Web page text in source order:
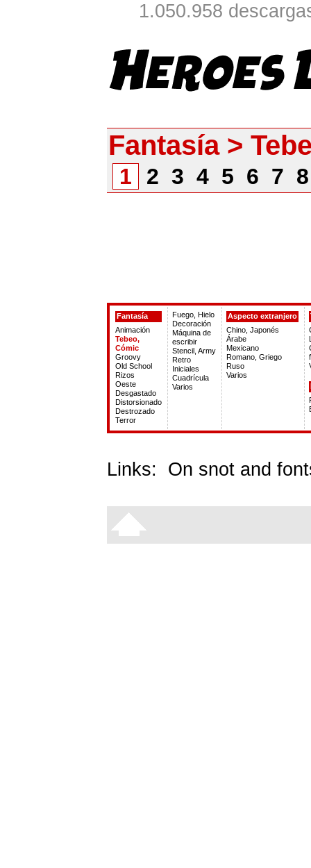
1.050.958
Fantasía >
1 2 3 4 5 6 7
Fantasía
Animación
Tebeo,
Cómic
Groovy
Old School
Rizos
Oeste
Desgastado
Distorsionado
Destrozado
Terror
Fuego, Hielo
Decoración
Máquina de
escribir
Stencil, Army
Retro
Iniciales
Cuadrícula
Varios
Aspecto extranjero
Chino, Japonés
Árabe
Mexicano
Romano, Griego
Ruso
Varios
Links: On snot and